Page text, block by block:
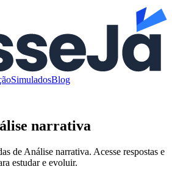
SimuladosBlog
narrativa
de Análise narrativa. Acesse respostas e
estudar e evoluir.